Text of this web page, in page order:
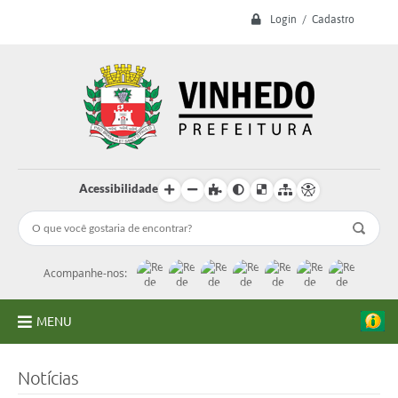
Login / Cadastro
Acessibilidade
Acompanhe-nos:
MENU
Notícias